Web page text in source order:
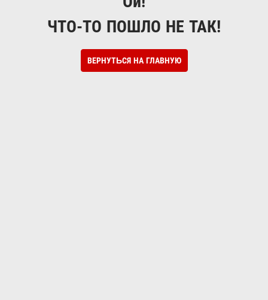
ЧТО-ТО ПОШЛО НЕ ТАК!
ВЕРНУТЬСЯ НА ГЛАВНУЮ